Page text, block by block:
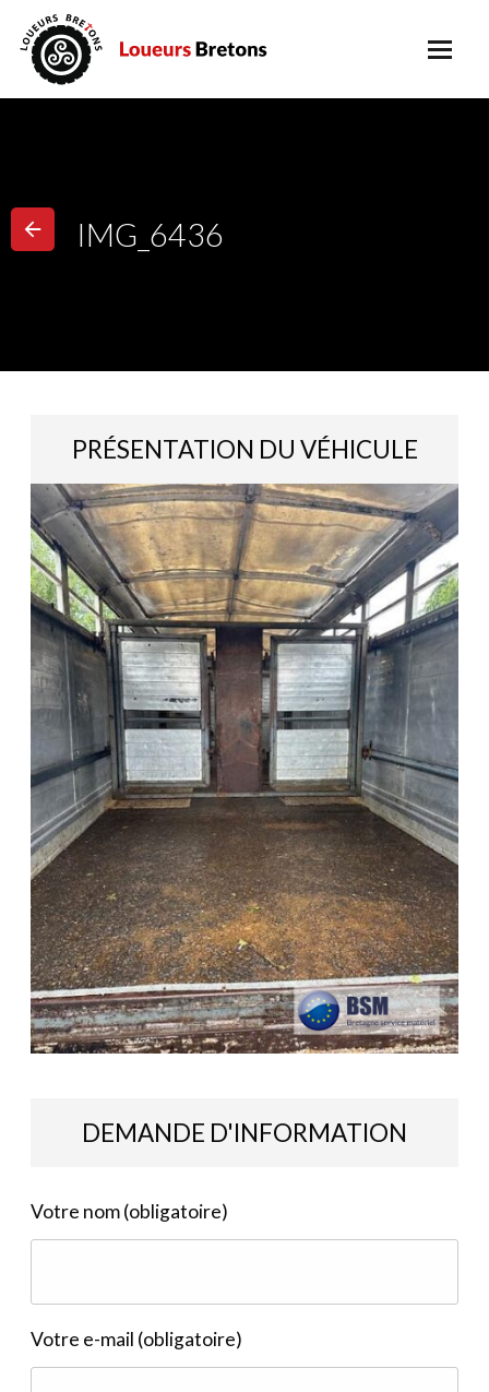
IMG_6436
PRÉSENTATION DU VÉHICULE
DEMANDE D'INFORMATION
Votre nom (obligatoire)
Votre e-mail (obligatoire)